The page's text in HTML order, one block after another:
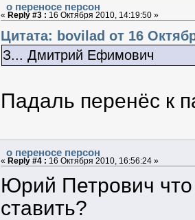
о переносе персон
« Reply #3 : 16 Октября 2010, 14:19:50 »
Цитата: bovilad от 16
З... Дмитрий Ефимович
Падаль перенёс к
о переносе персон
« Reply #4 : 16 Октября 2010, 16:56:24 »
Юрий Петрович
ставить?